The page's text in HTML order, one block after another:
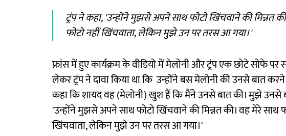
ट्रंप ने कहा, 'उन्होंने मुझसे अपने साथ फोटो खिंचवाने की मिन्नत
फोटो नहीं खिंचवाता, लेकिन मुझे उन पर तरस आ गया।'
फ्रांस में हुए कार्यक्रम के वीडियो में मेलोनी और ट्रंप एक छोटे सोफे
लेकर ट्रंप ने दावा किया था कि उन्होंने बस मेलोनी की उनसे बात
कहा कि शायद वह (मेलोनी) खुश हैं कि मैंने उनसे बात की। मुझे उनसे
'उन्होंने मुझसे अपने साथ फोटो खिंचवाने की मिन्नत की। वह मेरे साथ
खिंचवाता, लेकिन मुझे उन पर तरस आ गया।'